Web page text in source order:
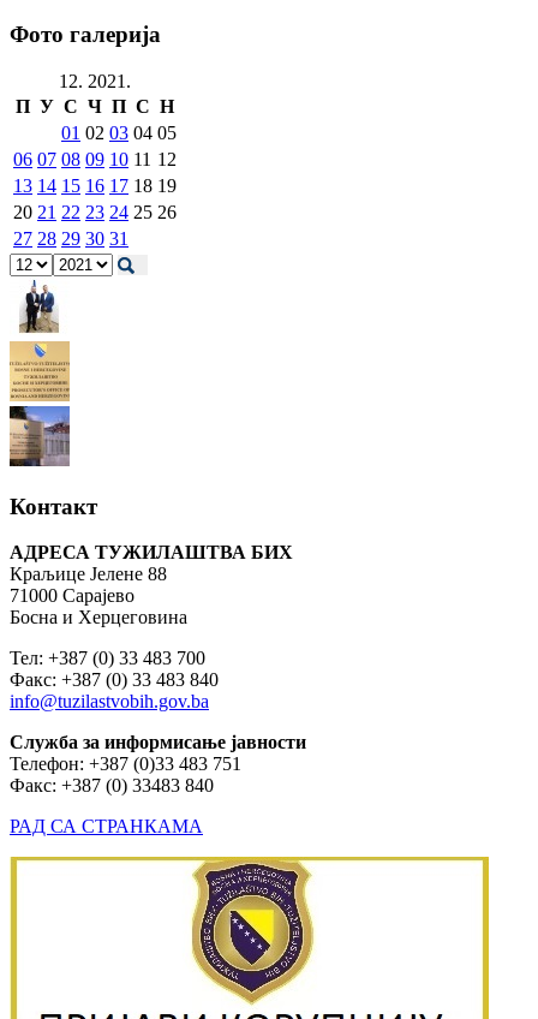
Фото галерија
12. 2021.
П У С Ч П С Н
01 02 03 04 05
06 07 08 09 10 11 12
13 14 15 16 17 18 19
20 21 22 23 24 25 26
27 28 29 30 31
Контакт
АДРЕСА ТУЖИЛАШТВА БИХ
Краљице Јелене 88
71000 Сарајево
Босна и Херцеговина
Тел: +387 (0) 33 483 700
Факс: +387 (0) 33 483 840
info@tuzilastvobih.gov.ba
Служба за информисање јавности
Телефон: +387 (0)33 483 751
Факс: +387 (0) 33483 840
РАД СА СТРАНКАМА